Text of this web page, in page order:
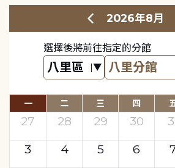
2026年8月
選擇後將前往指定的分館
一 二 三 四
27 28 29 30
3
4 5 6